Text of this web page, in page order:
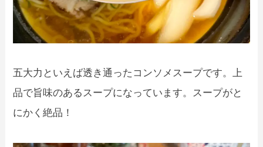
五大力といえば透き通ったコンソメスープです。上
品で旨味のあるスープになっています。スープがと
にかく絶品！